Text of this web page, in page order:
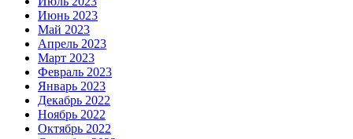
Июнь 2023
Май 2023
Апрель 2023
Март 2023
Февраль 2023
Январь 2023
Декабрь 2022
Ноябрь 2022
Октябрь 2022